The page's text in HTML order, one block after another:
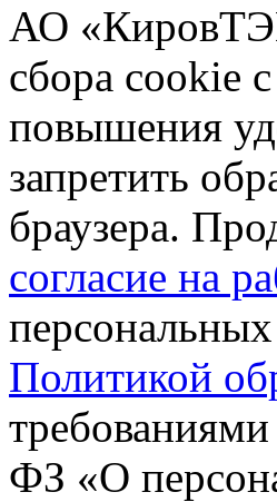
АО
сбора cookie
повышения
запретить
браузера.
согласие на
Политикой
ФЗ «О